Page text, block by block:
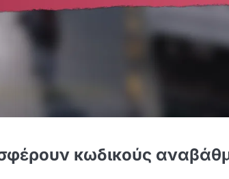
κωδικούς